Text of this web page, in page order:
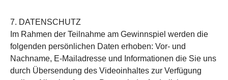
7. DATENSCHUTZ
Im Rahmen der Teilnahme am Gewinnspiel werden die
folgenden persönlichen Daten erhoben: Vor- und
Nachname, E-Mailadresse und Informationen die Sie uns
durch Übersendung des Videoinhaltes zur Verfügung